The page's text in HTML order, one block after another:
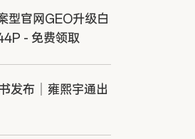
型官网GEO升级白
- 免费领取
发布｜雍熙宇通出